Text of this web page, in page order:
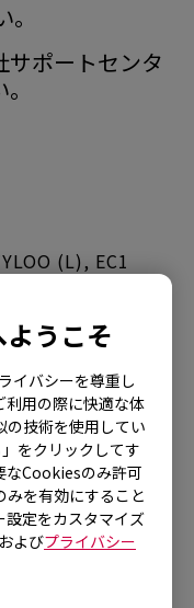
うこそ
イバシーを尊重し
利用の際に快適な体
の技術を使用してい
をクリックしてす
なCookiesのみ許可
を有効にすること
設定をカスタマイズ
およびプライバシー
ポートセンタ
(L), EC1
(L), EC1-B
BLUE (L),
EC1-CW (L),
EC2 TYLOO
EC2-A WHITE
EC2-B DIVINA
EC2-C (M),
EC3-CW (S),
FK1+ (XL),
か？